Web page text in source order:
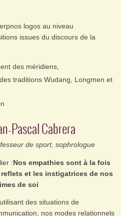
logos au niveau
issues du discours de la
des méridiens,
traditions Wudang, Longmen et
Pascal Cabrera
de sport, sophrologue
:Nos empathies sont à la fois
reflets et les instigatrices de nos
de soi
des situations de
nos modes relationnels